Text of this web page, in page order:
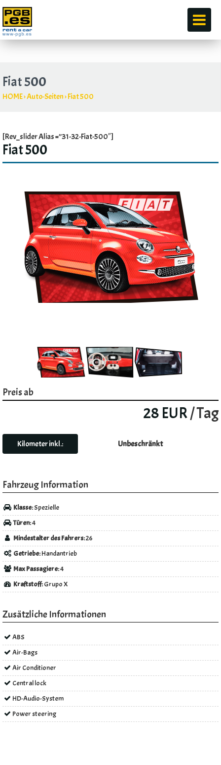
durch
Fiat 500
HOME›Auto-Seiten›Fiat 500
[Rev_slider Alias =”31-32-Fiat-500″]
Fiat 500
Preis ab
28 EUR/ Tag
Kilometer inkl.: Unbeschränkt
Fahrzeug Information
Klasse:Spezielle
Türen:4
Mindestalter des Fahrers:26
Getriebe:Handantrieb
Max Passagiere:4
Kraftstoff:Grupo X
Zusätzliche Informationen
ABS
Air-Bags
Air Conditioner
Central lock
HD-Audio-System
Power steering